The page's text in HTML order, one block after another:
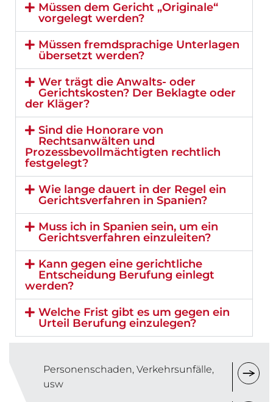
Müssen dem Gericht „Originale“
vorgelegt werden?
Müssen fremdsprachige Unterlagen
übersetzt werden?
Wer trägt die Anwalts- oder
Gerichtskosten? Der Beklagte oder
der Kläger?
Sind die Honorare von
Rechtsanwälten und
Prozessbevollmächtigten rechtlich
festgelegt?
Wie lange dauert in der Regel ein
Gerichtsverfahren in Spanien?
Muss ich in Spanien sein, um ein
Gerichtsverfahren einzuleiten?
Kann gegen eine gerichtliche
Entscheidung Berufung einlegt
werden?
Welche Frist gibt es um gegen ein
Urteil Berufung einzulegen?
Personenschaden, Verkehrsunfälle,
usw